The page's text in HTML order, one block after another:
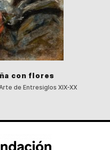
con flores
de Entresiglos XIX-XX